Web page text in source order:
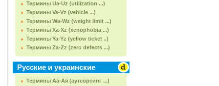
Термины Ua-Uz (utilization ...)
Термины Va-Vz (vehicle ...)
Термины Wa-Wz (weight limit ...)
Термины Xa-Xz (xenophobia ...)
Термины Ya-Yz (yellow ticket ..)
Термины Za-Zz (zero defects ...)
Русские и украинские
Термины Аа-Ая (аутсорсинг ...)